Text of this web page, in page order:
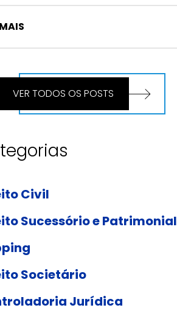
VER TODOS OS POSTS
Civil
Sucessório e Patrimonial
Societário
Jurídica